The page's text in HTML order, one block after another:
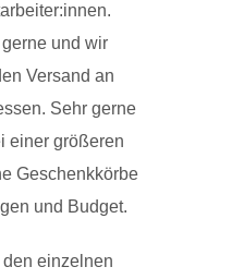
und wir
Versand an
Sehr gerne
einer größeren
Geschenkkörbe
und Budget.
einzelnen